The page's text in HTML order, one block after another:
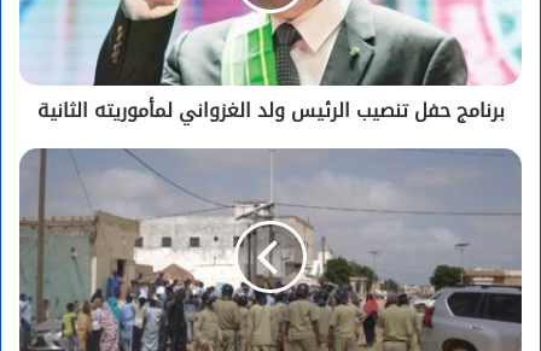
برنامج حفل تنصيب الرئيس ولد الغزواني لمأموريته الثانية